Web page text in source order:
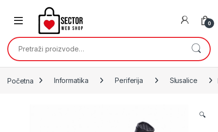
Skip to navigation
0
Pretraži:
Početna Informatika Periferija Slusalice
🔍